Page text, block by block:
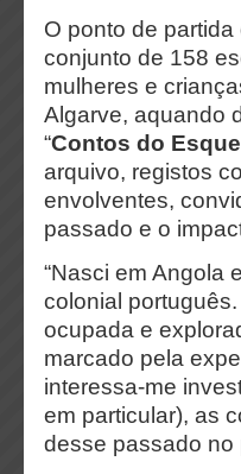
O ponto de
conjunto de 158
mulheres e
Algarve, aquando
“Contos do
arquivo, registos
envolventes,
passado e o
“Nasci em Angola
colonial
ocupada e
marcado pela
interessa-me
em particular), as
desse passado no